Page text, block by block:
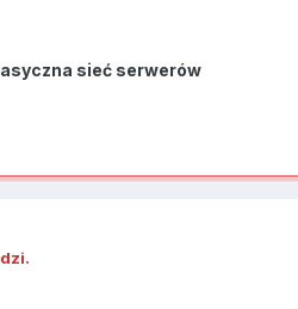
sieć serwerów